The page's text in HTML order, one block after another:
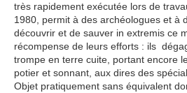
très rapidement exécutée lors de
1980, permit à des archéologues et à
découvrir et de sauver in extremis ce
récompense de leurs efforts : ils
trompe en terre cuite, portant encore
potier et sonnant, aux dires des
Objet pratiquement sans équivalent